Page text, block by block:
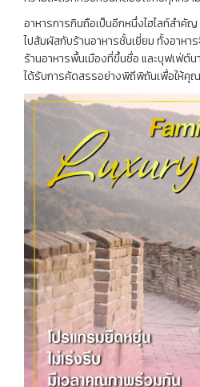
อาหารการกินถือเป็นอีกหนึ่งไฮไลท์สำคั
ไปสัมผัสกับร้านอาหารชั้นเยี่ยม ทั้งอาห
ร้านอาหารพื้นเมืองที่ขึ้นชื่อ และบุฟเฟ่ต์น
ได้รับการคัดสรรอย่างพิถีพิถันเพื่อให้คุ